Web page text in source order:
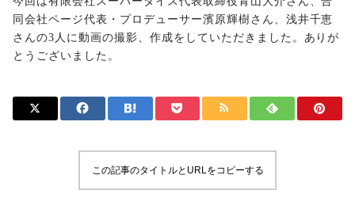
同会社ページ代表・プロデューサー濱原輝樹さん、浅井千恵
さんの3人に動画の撮影、作成をしていただきました。ありが
とうございました。
この記事のタイトルとURLをコピーする